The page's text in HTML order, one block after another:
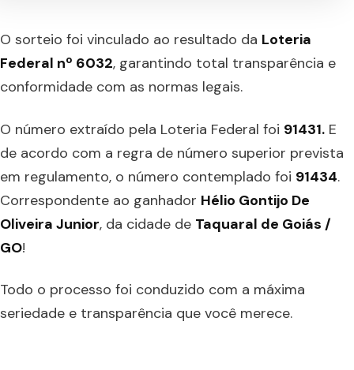
O sorteio foi vinculado ao resultado da Loteria
Federal nº 6032, garantindo total transparência e
conformidade com as normas legais.
O número extraído pela Loteria Federal foi 91431. E
de acordo com a regra de número superior prevista
em regulamento, o número contemplado foi 91434.
Correspondente ao ganhador Hélio Gontijo De
Oliveira Junior, da cidade de Taquaral de Goiás /
GO!
Todo o processo foi conduzido com a máxima
seriedade e transparência que você merece.